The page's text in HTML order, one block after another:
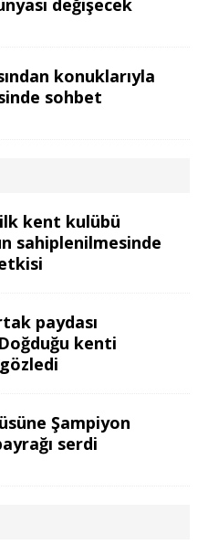
değişecek
konuklarıyla
sohbet
kent kulübü
sahiplenilmesinde
paydası
kenti
Şampiyon
serdi